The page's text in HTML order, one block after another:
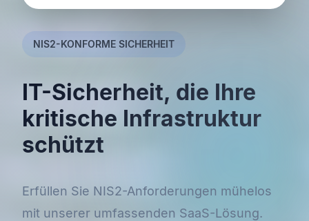
NIS2-KONFORME SICHERHEIT
IT-Sicherheit, die Ihre
kritische Infrastruktur
schützt
Erfüllen Sie NIS2-Anforderungen mühelos
mit unserer umfassenden SaaS-Lösung.